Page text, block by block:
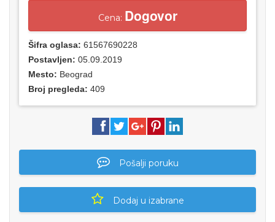
Cena: Dogovor
Šifra oglasa: 61567690228
Postavljen: 05.09.2019
Mesto: Beograd
Broj pregleda: 409
Pošalji poruku
Dodaj u izabrane